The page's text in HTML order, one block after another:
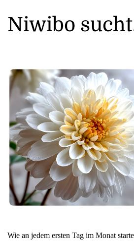
Niwibo
Wie an jedem ersten Tag im Monat